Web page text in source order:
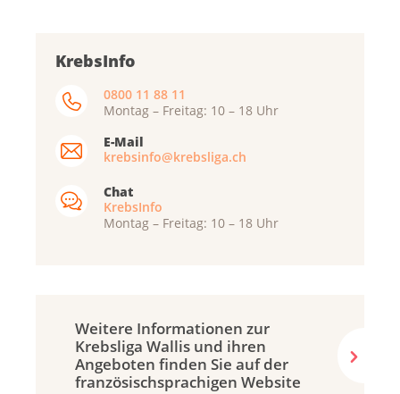
KrebsInfo
0800 11 88 11
Montag – Freitag: 10 – 18 Uhr
E-Mail
krebsinfo@krebsliga.ch
Chat
KrebsInfo
Montag – Freitag: 10 – 18 Uhr
Weitere Informationen zur
Krebsliga Wallis und ihren
Angeboten finden Sie auf der
französisch­sprachigen Website